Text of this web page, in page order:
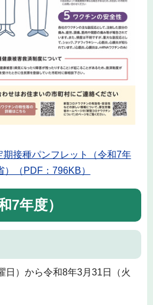
期接種パンフレット（令和7年
（PDF：796KB）
7年度）
日）から令和8年3月31日（火